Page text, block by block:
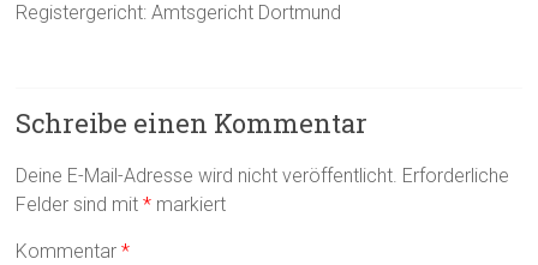
Registergericht: Amtsgericht Dortmund
Schreibe einen Kommentar
Deine E-Mail-Adresse wird nicht veröffentlicht. Erforderliche
Felder sind mit* markiert
Kommentar*